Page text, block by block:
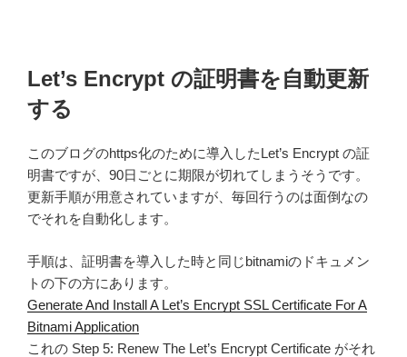
Let’s Encrypt の証明書を自動更新
する
このブログのhttps化のために導入したLet’s Encrypt の証
明書ですが、90日ごとに期限が切れてしまうそうです。
更新手順が用意されていますが、毎回行うのは面倒なの
でそれを自動化します。
手順は、証明書を導入した時と同じbitnamiのドキュメン
トの下の方にあります。
Generate And Install A Let’s Encrypt SSL Certificate For A
Bitnami Application
これの Step 5: Renew The Let’s Encrypt Certificate がそれ